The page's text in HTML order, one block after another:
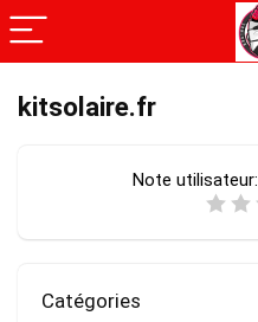
kitsolaire.fr
Note utilisateur:
Catégories